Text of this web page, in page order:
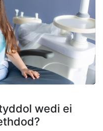
wedi ei